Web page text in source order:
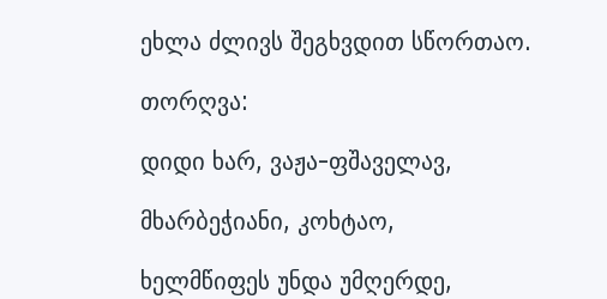
ეხლა ძლივს შეგხვდით სწორთაო.
თორღვა:
დიდი ხარ, ვაჟა-ფშაველავ,
მხარბეჭიანი, კოხტაო,
ხელმწიფეს უნდა უმღერდე,